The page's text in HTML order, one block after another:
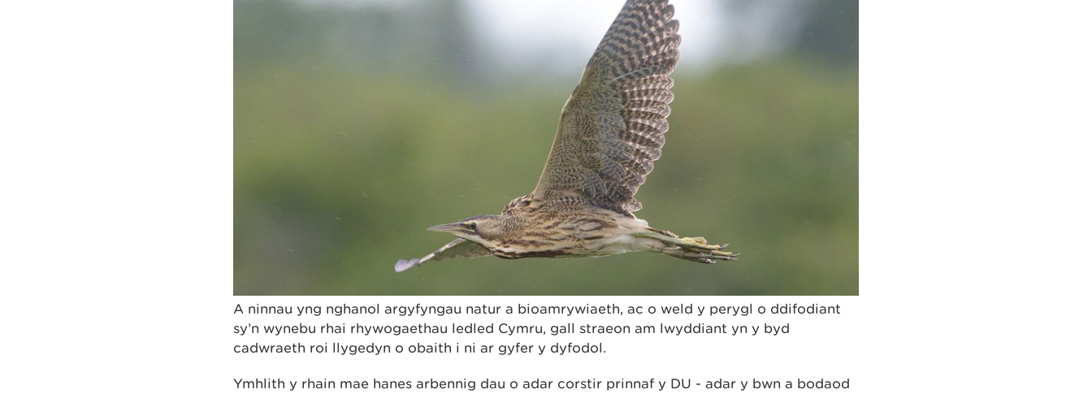
A ninnau yng nghanol argyfyngau natur a bioamrywiaeth, ac o weld y perygl o ddifodiant
sy’n wynebu rhai rhywogaethau ledled Cymru, gall straeon am lwyddiant yn y byd
cadwraeth roi llygedyn o obaith i ni ar gyfer y dyfodol.
Ymhlith y rhain mae hanes arbennig dau o adar corstir prinnaf y DU - adar y bwn a bodaod